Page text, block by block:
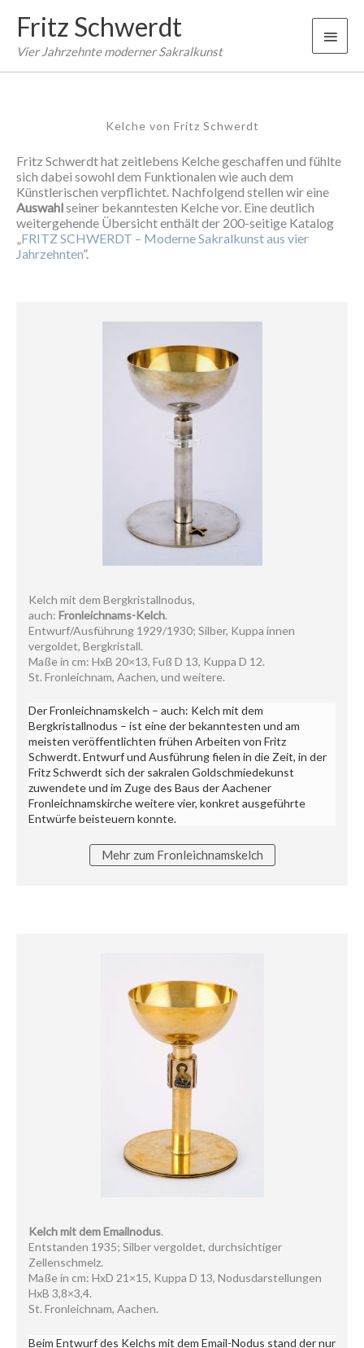
Inhalt
springen
Fritz Schwerdt
Vier Jahrzehnte moderner Sakralkunst
Kelche von Fritz Schwerdt
Fritz Schwerdt hat zeitlebens Kelche geschaffen und fühlte
sich dabei sowohl dem Funktionalen wie auch dem
Künstlerischen verpflichtet. Nachfolgend stellen wir eine
Auswahlseiner bekanntesten Kelche vor. Eine deutlich
weitergehende Übersicht enthält der 200-seitige Katalog
„FRITZ SCHWERDT – Moderne Sakralkunst aus vier
Jahrzehnten”.
Kelch mit dem Bergkristallnodus,
auch: Fronleichnams-Kelch.
Entwurf/Ausführung 1929/1930; Silber, Kuppa innen
vergoldet, Bergkristall.
Maße in cm: HxB 20×13, Fuß D 13, Kuppa D 12.
St. Fronleichnam, Aachen, und weitere.
Der Fronleichnamskelch – auch: Kelch mit dem
Bergkristallnodus – ist eine der bekanntesten und am
meisten veröffentlichten frühen Arbeiten von Fritz
Schwerdt. Entwurf und Ausführung fielen in die Zeit, in der
Fritz Schwerdt sich der sakralen Goldschmiedekunst
zuwendete und im Zuge des Baus der Aachener
Fronleichnamskirche weitere vier, konkret ausgeführte
Entwürfe beisteuern konnte.
Mehr zum Fronleichnamskelch
Kelch mit dem Emailnodus.
Entstanden 1935; Silber vergoldet, durchsichtiger
Zellenschmelz.
Maße in cm: HxD 21×15, Kuppa D 13, Nodusdarstellungen
HxB 3,8×3,4.
St. Fronleichnam, Aachen.
Beim Entwurf des Kelchs mit dem Email-Nodus stand der nur